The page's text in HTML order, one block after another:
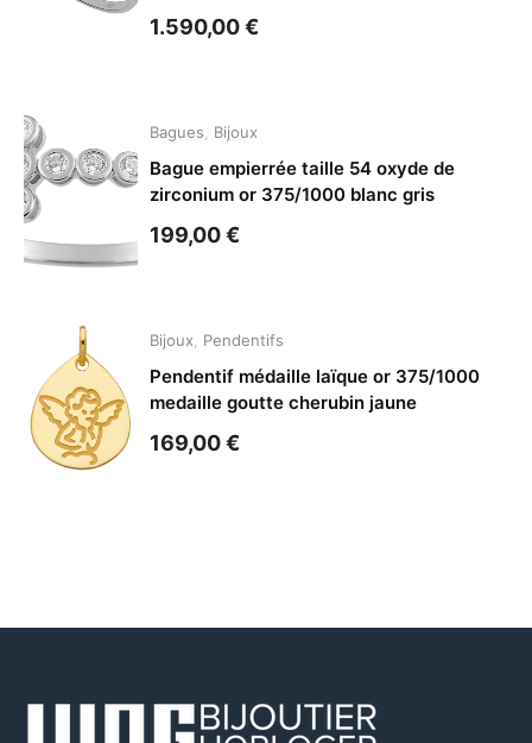
1.590,00€
Bagues Bijoux
Bague empierrée taille 54 oxyde de
zirconium or 375/1000 blanc gris
199,00€
Bijoux Pendentifs
Pendentif médaille laïque or 375/1000
medaille goutte cherubin jaune
169,00€